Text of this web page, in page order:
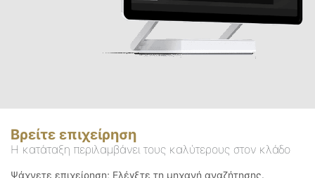
Βρείτε επιχείρηση
Η κατάταξη περιλαμβάνει τους καλύτερους στον κλάδο
Ψάχνετε επιχείρηση; Ελέγξτε τη μηχανή αναζήτησης.